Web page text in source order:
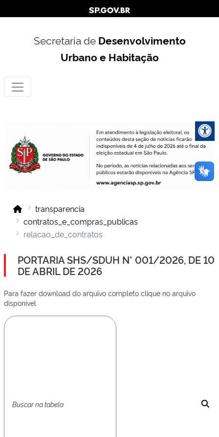
Secretaria de Desenvolvimento
Urbano e Habitação
transparencia
contratos_e_compras_publicas
relacao_de_contratos
PORTARIA SHS/SDUH N° 001/2026, DE 10
DE ABRIL DE 2026
Para fazer download do arquivo completo clique no arquivo
disponível